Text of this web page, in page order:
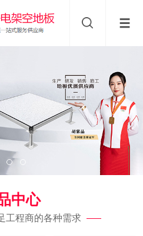
中心
工程商的各种需求